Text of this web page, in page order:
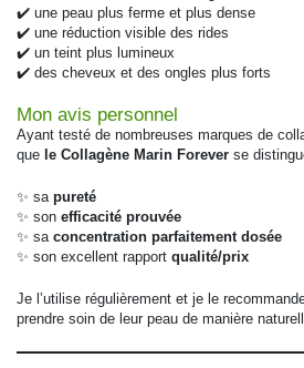
✔️ une peau plus ferme et plus dense
✔️ une réduction visible des rides
✔️ un teint plus lumineux
✔️ des cheveux et des ongles plus forts
Mon avis personnel
Ayant testé de nombreuses marques de
que le Collagène Marin Forever se
✨ sa pureté
✨ son efficacité prouvée
✨ sa concentration parfaitement dosée
✨ son excellent rapport qualité/prix
Je l’utilise régulièrement et je le
prendre soin de leur peau de manière